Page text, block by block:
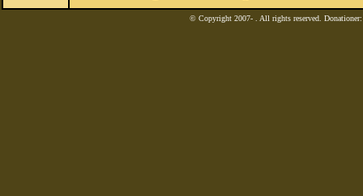
© Copyright 2007- . All rights reserved.